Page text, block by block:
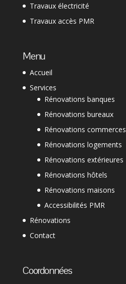
Travaux électricité
Travaux accès PMR
Menu
Accueil
Services
Rénovations banques
Rénovations bureaux
Rénovations commerces
Rénovations logements
Rénovations extérieures
Rénovations hôtels
Rénovations maisons
Accessibilités PMR
Rénovations
Contact
Coordonnées